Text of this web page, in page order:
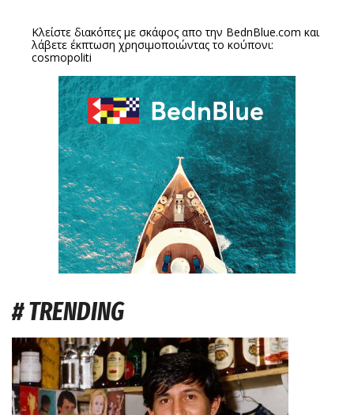
Κλείστε διακόπες με σκάφος απο την BednBlue.com και
λάβετε έκπτωση χρησιμοποιώντας το κούπονι:
cosmopoliti
# TRENDING